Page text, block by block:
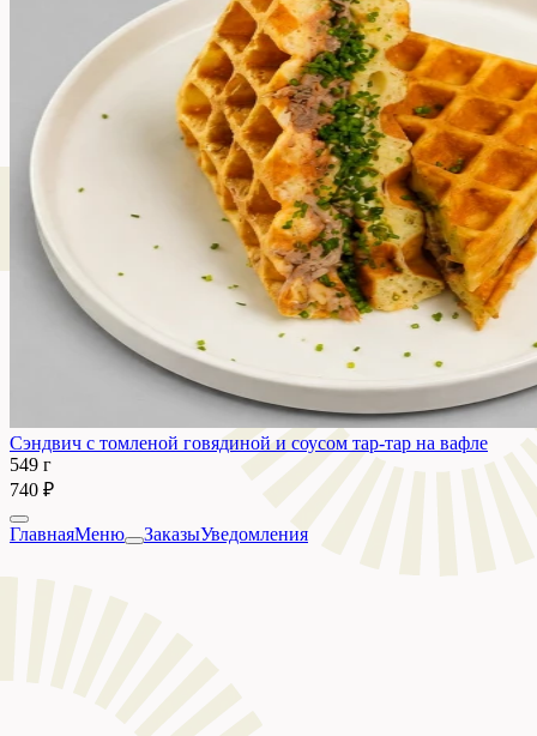
Сэндвич с томленой говядиной и соусом тар-тар на вафле
549 г
740 ₽
ГлавнаяМеню ЗаказыУведомления